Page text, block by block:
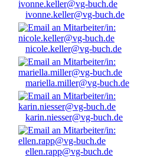
ivonne.keller@vg-buch.de
nicole.keller@vg-buch.de
mariella.miller@vg-buch.de
karin.niesser@vg-buch.de
ellen.rapp@vg-buch.de